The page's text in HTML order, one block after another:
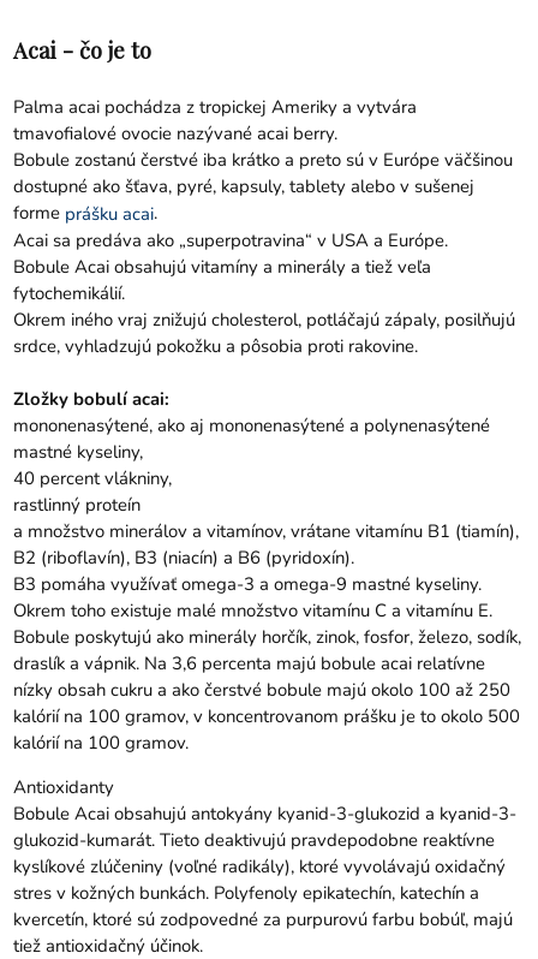
Acai - čo je to
Palma acai pochádza z tropickej Ameriky a vytvára
tmavofialové ovocie nazývané acai berry.
Bobule zostanú čerstvé iba krátko a preto sú v Európe väčšinou
dostupné ako šťava, pyré, kapsuly, tablety alebo v sušenej
forme prášku acai.
Acai sa predáva ako „superpotravina“ v USA a Európe.
Bobule Acai obsahujú vitamíny a minerály a tiež veľa
fytochemikálií.
Okrem iného vraj znižujú cholesterol, potláčajú zápaly, posilňujú
srdce, vyhladzujú pokožku a pôsobia proti rakovine.
Zložky bobulí acai:
mononenasýtené, ako aj mononenasýtené a polynenasýtené
mastné kyseliny,
40 percent vlákniny,
rastlinný proteín
a množstvo minerálov a vitamínov, vrátane vitamínu B1 (tiamín),
B2 (riboflavín), B3 (niacín) a B6 (pyridoxín).
B3 pomáha využívať omega-3 a omega-9 mastné kyseliny.
Okrem toho existuje malé množstvo vitamínu C a vitamínu E.
Bobule poskytujú ako minerály horčík, zinok, fosfor, železo, sodík,
draslík a vápnik. Na 3,6 percenta majú bobule acai relatívne
nízky obsah cukru a ako čerstvé bobule majú okolo 100 až 250
kalórií na 100 gramov, v koncentrovanom prášku je to okolo 500
kalórií na 100 gramov.
Antioxidanty
Bobule Acai obsahujú antokyány kyanid-3-glukozid a kyanid-3-
glukozid-kumarát. Tieto deaktivujú pravdepodobne reaktívne
kyslíkové zlúčeniny (voľné radikály), ktoré vyvolávajú oxidačný
stres v kožných bunkách. Polyfenoly epikatechín, katechín a
kvercetín, ktoré sú zodpovedné za purpurovú farbu bobúľ, majú
tiež antioxidačný účinok.